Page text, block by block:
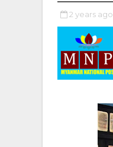
2 years ago